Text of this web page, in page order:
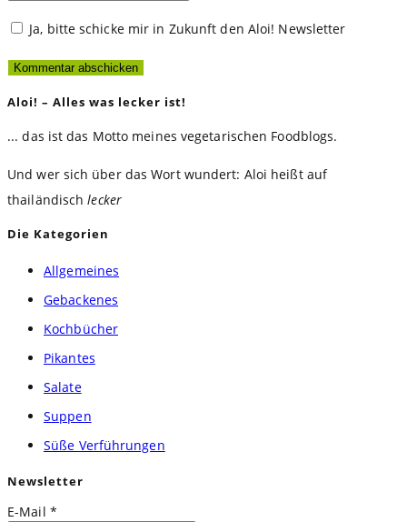
Benutzernamen
zum
Mail-
Adresse
ein
Website-
URL
Ja, bitte schicke mir in Zukunft den Aloi! Newsletter
Aloi! – Alles was lecker ist!
... das ist das Motto meines vegetarischen Foodblogs.
Und wer sich über das Wort wundert: Aloi heißt auf
thailändischlecker
Die Kategorien
Allgemeines
Gebackenes
Kochbücher
Pikantes
Salate
Suppen
Süße Verführungen
Newsletter
E-Mail *